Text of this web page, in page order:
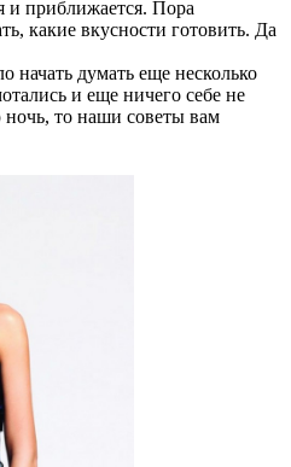
и приближается. Пора
какие вкусности готовить. Да
начать думать еще несколько
и еще ничего себе не
то наши советы вам